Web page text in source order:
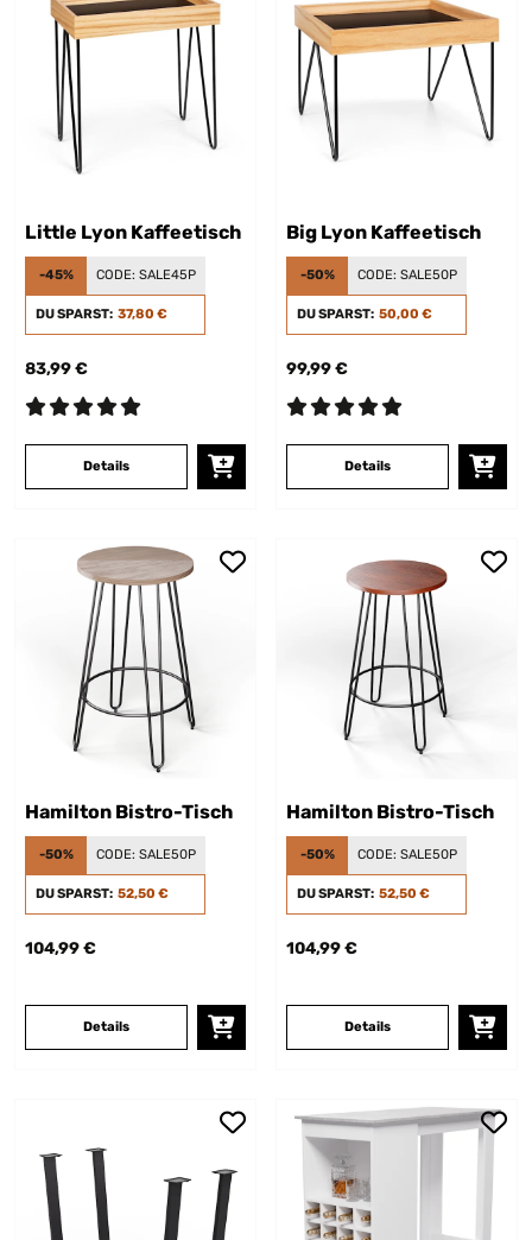
Little Lyon Kaffeetisch
-45% CODE: SALE45P
DU SPARST: 37,80 €
83,99 €
Details
Big Lyon Kaffeetisch
-50% CODE: SALE50P
DU SPARST: 50,00 €
99,99 €
Details
Hamilton Bistro-Tisch
-50% CODE: SALE50P
DU SPARST: 52,50 €
104,99 €
Details
Hamilton Bistro-Tisch
-50% CODE: SALE50P
DU SPARST: 52,50 €
104,99 €
Details